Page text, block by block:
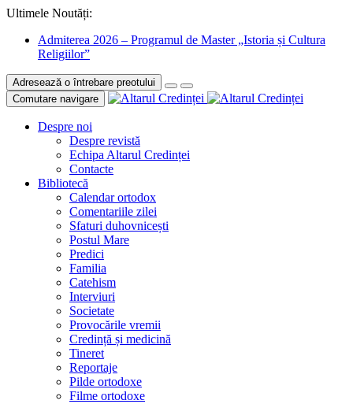
Ultimele Noutăți:
Admiterea 2026 – Programul de Master „Istoria și Cultura
Religiilor”
Adresează o întrebare preotului
Comutare navigare
Despre noi
Despre revistă
Echipa Altarul Credinței
Contacte
Bibliotecă
Calendar ortodox
Comentariile zilei
Sfaturi duhovnicești
Postul Mare
Predici
Familia
Catehism
Interviuri
Societate
Provocările vremii
Credință și medicină
Tineret
Reportaje
Pilde ortodoxe
Filme ortodoxe